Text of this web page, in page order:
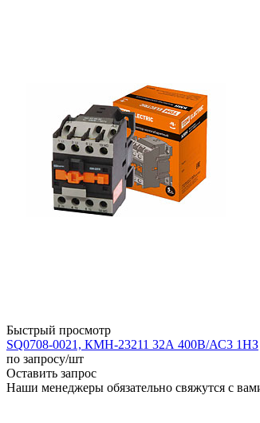
Быстрый просмотр
SQ0708-0021, КМН-23211 32А 400В/АС3 1НЗ
по запросу/шт
Оставить запрос
Наши менеджеры обязательно свяжутся с